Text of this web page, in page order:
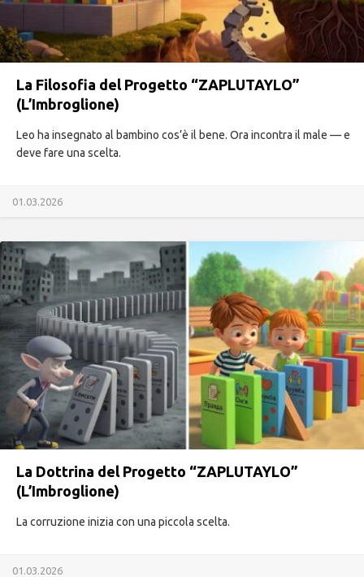
La Filosofia del Progetto “ZAPLUTAYLO”
(L’Imbroglione)
Leo ha insegnato al bambino cos’è il bene. Ora incontra il male — e
deve fare una scelta.
01.03.2026
La Dottrina del Progetto “ZAPLUTAYLO”
(L’Imbroglione)
La corruzione inizia con una piccola scelta.
01.03.2026